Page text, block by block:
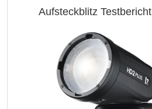
Aufsteckblitz Testbericht